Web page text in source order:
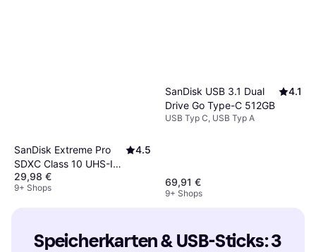
SanDisk Extreme Pro
SDXC Class 10 UHS-I
U3 V30 200/90MB/s
64GB
4.5
29,98 €
9+ Shops
SanDisk USB 3.1 Dual
Drive Go Type-C 512GB
4.1
USB Typ C, USB Typ A
69,91 €
9+ Shops
Speicherkarten & USB-Sticks: 3